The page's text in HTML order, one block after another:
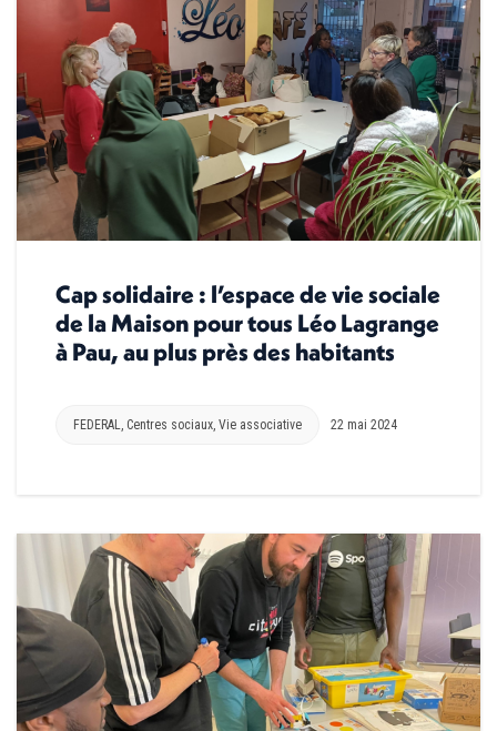
Cap solidaire : l’espace de vie sociale
de la Maison pour tous Léo Lagrange
à Pau, au plus près des habitants
FEDERAL, Centres sociaux, Vie associative 22 mai 2024